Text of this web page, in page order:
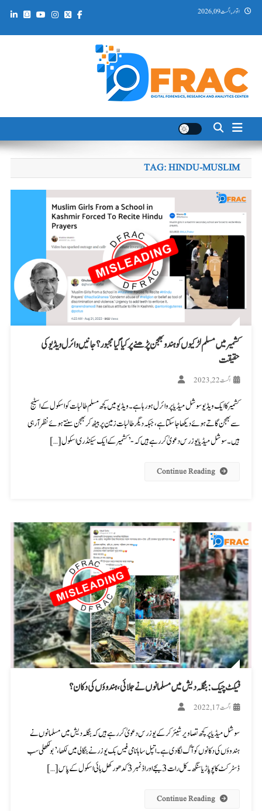
Skip اتوار, اگست 09, 2026
DFRAC_ORG
TAG:HINDU-MUSLIM
کشمیر میں مسلم لڑکیوں کو ہندو بھجن پڑھنے پر کیا گیا مجبور؟ جانیں وائرل ویڈیو کی
حقیقت
اگست 22, 2023
کشمیر کا ایک ویڈیو سوشل میڈیا پر وائرل ہو رہا ہے۔ ویڈیو میں کچھ مسلم طالبات کو اسکول کے اسٹیج
سے بھجن گاتے ہوئے دیکھا جا سکتا ہے، جبکہ دیگر طالبات زمین پر بیٹھ کر بھجن سنتے ہوئے نظر آ رہی
ہیں۔ سوشل میڈیا یوزرس دعویٰ کر رہے ہیں کہ- ’کشمیر کے ایک سیکنڈری اسکول […]
Continue Reading
فیکٹ چیک: بنگلہ دیش میں مسلمانوں نے جلائی، ہندوؤں کی دکان؟
اگست 17, 2022
سوشل میڈیا پر کچھ تصاویر شیئر کر کے یوزرس دعویٰ کر رہے ہیں کہ بنگلہ دیش میں مسلمانوں نے
ہندوؤں کی دکانوں کو آگ لگا دی ہے۔ اتپل ساہا نامی فیس بک یوزر نے بنگالی میں لکھا،’بولکھلی سب
ڈسٹرکٹ کا پوپاڑیا سنگھ۔ کل رات 3 بجے اوراڈ نمبر 3 کدھور کِھل ہائی اسکول کے پاس […]
Continue Reading